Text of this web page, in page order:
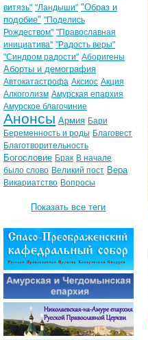
витязь" "Ландыши" "Образ и
подобие" "Поделись
Рождеством" "Православная
инициатива" "Радость веры"
"Синдром радости" Аборигены
Аборты и демография
Автокатастрофа Аксиос Акция
Алкоголизм Амурская епархия
Амурское благочиние
Анонсы Армия Бари
Беременность и роды Благовест
Благотворительность
Богословие Брак В начале
было слово Великий пост Вера
Викариатство Вопросы
Показать все теги